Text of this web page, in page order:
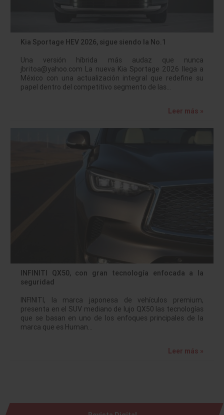
Kia Sportage HEV 2026, sigue siendo la No.1
Una versión híbrida más audaz que nunca
jbritoa@yahoo.com La nueva Kia Sportage 2026 llega a
México con una actualización integral que redefine su
papel dentro del competitivo segmento de las…
Leer más »
INFINITI QX50, con gran tecnología enfocada a la
seguridad
INFINITI, la marca japonesa de vehículos premium,
presenta en el SUV mediano de lujo QX50 las tecnologías
que se basan en uno de los enfoques principales de la
marca que es Human…
Leer más »